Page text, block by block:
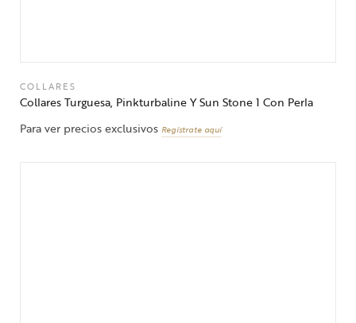
COLLARES
Collares Turguesa, Pinkturbaline Y Sun Stone 1 Con Perla
Para ver precios exclusivos Regístrate aquí